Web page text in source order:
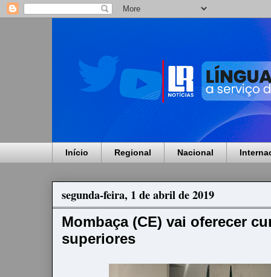
Início Regional Nacional
segunda-feira, 1 de abril de 2019
Mombaça (CE) vai oferecer
superiores